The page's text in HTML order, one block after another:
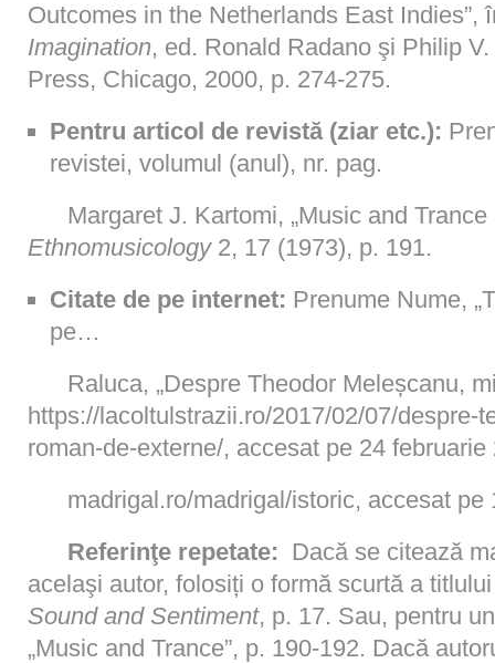
Outcomes in the Netherlands East Indies”,
Imagination, ed. Ronald Radano şi Philip
Press, Chicago, 2000, p. 274-275.
Pentru articol de revistă (ziar etc.):
revistei, volumul (anul), nr. pag.
Margaret J. Kartomi, „Music and
Ethnomusicology2, 17 (1973), p. 191.
Citate de pe internet: Prenume Nume,
pe…
Raluca, „Despre Theodor Meleșcanu,
https://lacoltulstrazii.ro/2017/02/07/despre-
roman-de-externe/, accesat pe 24 februarie
madrigal.ro/madrigal/istoric, accesat pe
Referinţe repetate: Dacă se citează
acelaşi autor, folosiți o formă scurtă a
Sound and Sentiment, p. 17. Sau, pentru
„Music and Trance”, p. 190-192. Dacă